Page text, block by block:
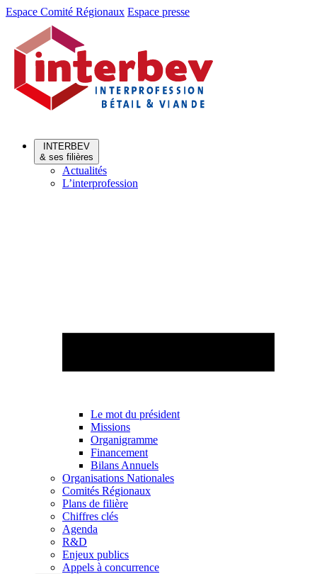
Aller
Aller
contenu
Espace Comité Régionaux Espace presse
INTERBEV
& ses filières
Actualités
L’interprofession
Le mot du président
Missions
Organigramme
Financement
Bilans Annuels
Organisations Nationales
Comités Régionaux
Plans de filière
Chiffres clés
Agenda
R&D
Enjeux publics
Appels à concurrence